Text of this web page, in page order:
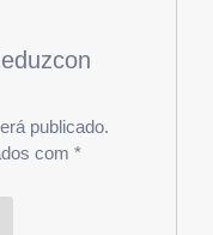
publicado.
com *